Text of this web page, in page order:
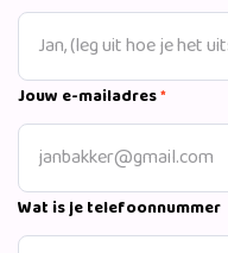
Jouw e-mailadres*
Wat is je telefoonnummer